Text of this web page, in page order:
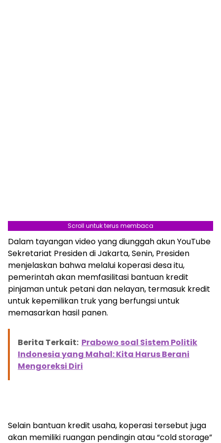
Scroll untuk terus membaca
Dalam tayangan video yang diunggah akun YouTube
Sekretariat Presiden di Jakarta, Senin, Presiden
menjelaskan bahwa melalui koperasi desa itu,
pemerintah akan memfasilitasi bantuan kredit
pinjaman untuk petani dan nelayan, termasuk kredit
untuk kepemilikan truk yang berfungsi untuk
memasarkan hasil panen.
Berita Terkait: Prabowo soal Sistem Politik
Indonesia yang Mahal: Kita Harus Berani
Mengoreksi Diri
Selain bantuan kredit usaha, koperasi tersebut juga
akan memiliki ruangan pendingin atau “cold storage”